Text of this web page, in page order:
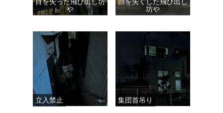
や
坊や
立入禁止 集団首吊り